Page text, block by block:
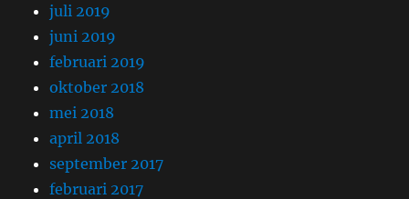
juli 2019
juni 2019
februari 2019
oktober 2018
mei 2018
april 2018
september 2017
februari 2017